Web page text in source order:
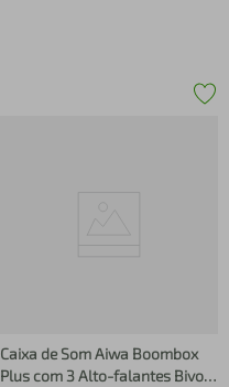
Caixa de Som Aiwa Boombox
Plus com 3 Alto-falantes Bivolt